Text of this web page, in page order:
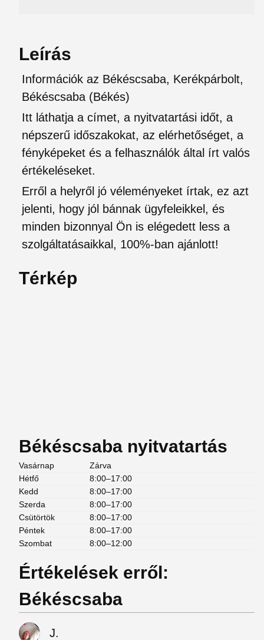
Leírás
Információk az Békéscsaba, Kerékpárbolt,
Békéscsaba (Békés)
Itt láthatja a címet, a nyitvatartási időt, a
népszerű időszakokat, az elérhetőséget, a
fényképeket és a felhasználók által írt valós
értékeléseket.
Erről a helyről jó véleményeket írtak, ez azt
jelenti, hogy jól bánnak ügyfeleikkel, és
minden bizonnyal Ön is elégedett less a
szolgáltatásaikkal, 100%-ban ajánlott!
Térkép
Békéscsaba nyitvatartás
Vasárnap
Zárva
Hétfő
8:00–17:00
Kedd
8:00–17:00
Szerda
8:00–17:00
Csütörtök
8:00–17:00
Péntek
8:00–17:00
Szombat
8:00–12:00
Értékelések erről:
Békéscsaba
J.